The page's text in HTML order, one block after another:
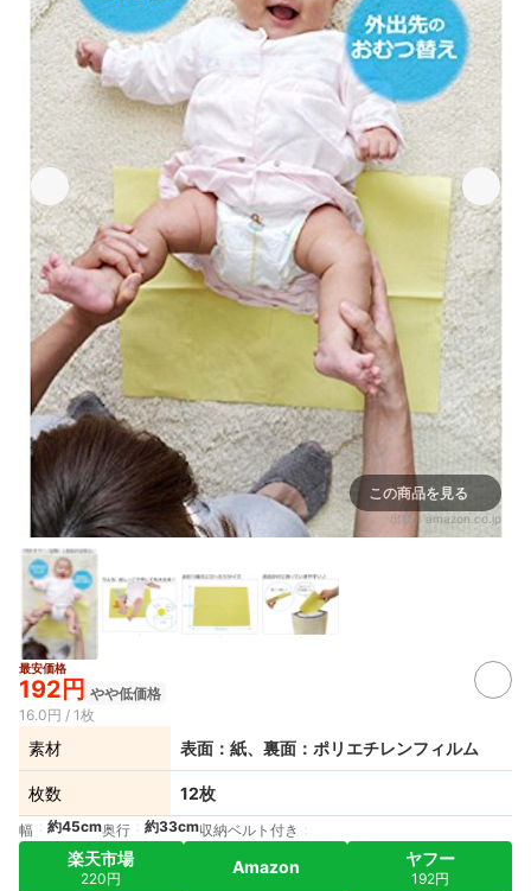
この商品を見る
出典： amazon.co.jp
最安価格
192円 やや低価格
16.0円 / 1枚
素材 表面：紙、裏面：ポリエチレンフィルム
枚数 12枚
幅 約45cm奥行 約33cm収納ベルト付き
楽天市場
220円
Amazon ヤフー
192円